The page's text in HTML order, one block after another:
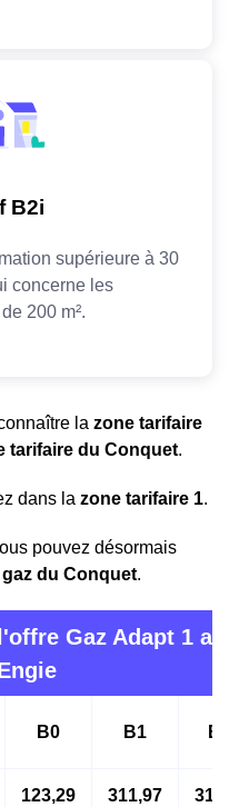
la zone tarifaire
tarifaire du Conquet.
dans la zone tarifaire 1.
pouvez désormais
du Conquet.
Gaz Adapt 1 an
B0 B1 B2i
123,29
311,97